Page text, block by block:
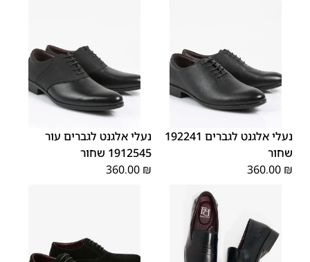
40
41
42
43
נעלי אלגנט לגברים 192241
שחור
360.00 ₪
40
41
42
43
נעלי אלגנט לגברים עור
1912545 שחור
360.00 ₪